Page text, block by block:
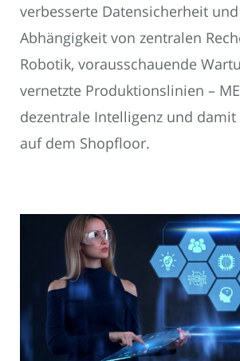
verbesserte Datensicherheit
Abhängigkeit von zentralen
Robotik, vorausschauende
vernetzte Produktionslinien –
dezentrale Intelligenz und
auf dem Shopfloor.